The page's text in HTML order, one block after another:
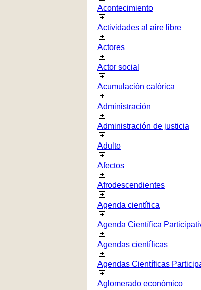
Acontecimiento
Actividades al aire libre
Actores
Actor social
Acumulación calórica
Administración
Administración de justicia
Adulto
Afectos
Afrodescendientes
Agenda científica
Agenda Científica
Agendas científicas
Agendas Científicas
Aglomerado económico